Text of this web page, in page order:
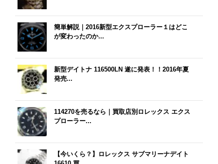
簡単解説｜2016新型エクスプローラー１はどこ
が変わったのか...
新型デイトナ 116500LN 遂に発表！！2016年夏
発売...
114270を売るなら｜買取店別ロレックス エクス
プローラー...
【今いくら？】ロレックス サブマリーナデイト